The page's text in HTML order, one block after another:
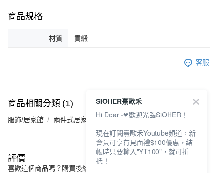
商品規格
材質 貢緞
客服
商品相關分類 (1)
服飾/居家館 兩件式居家服
評價
喜歡這個商品嗎？購買後給他一個好評吧
SIOHER熹歐禾
Hi Dear~❤歡迎光臨SiOHER！
現在訂閱熹歐禾Youtube頻道，新
會員可享有見面禮$100優惠，結
帳時只要輸入"YT100"，就可折
抵！